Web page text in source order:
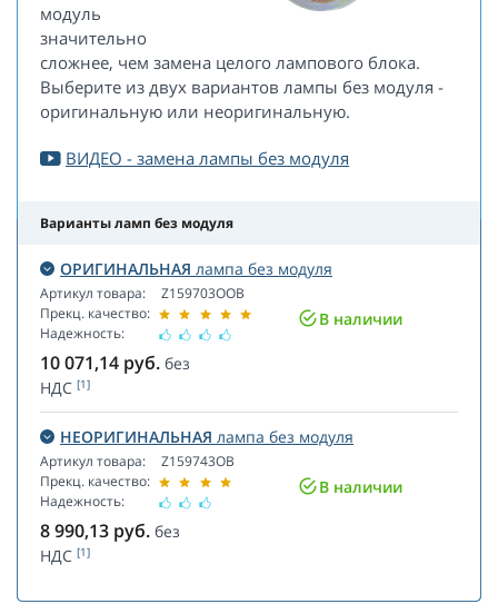
модуль
значительно
сложнее, чем замена целого лампового блока.
Выберите из двух вариантов лампы без модуля -
оригинальную или неоригинальную.
ВИДЕО - замена лампы без модуля
Варианты ламп без модуля
ОРИГИНАЛЬНАЯ лампа без модуля
Артикул товара:
Прекц. качество:
Надежность:
Z159703OOB
В наличии
10 071,14 руб. без
НДС [1]
НЕОРИГИНАЛЬНАЯ лампа без модуля
Артикул товара:
Прекц. качество:
Надежность:
Z159743OB
В наличии
8 990,13 руб. без
НДС [1]